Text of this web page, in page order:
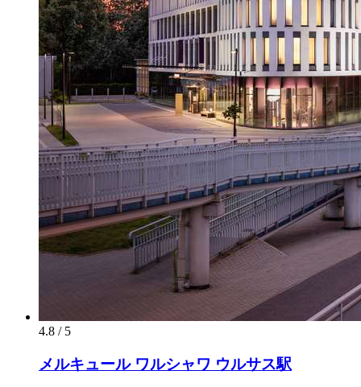
4.8 / 5
メルキュール ワルシャワ ウルサス駅